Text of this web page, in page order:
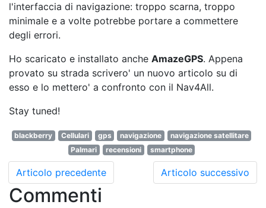
l'interfaccia di navigazione: troppo scarna, troppo
minimale e a volte potrebbe portare a commettere
degli errori.
Ho scaricato e installato anche AmazeGPS. Appena
provato su strada scrivero' un nuovo articolo su di
esso e lo mettero' a confronto con il Nav4All.
Stay tuned!
blackberry Cellulari gps navigazione
navigazione satellitare
Palmari
recensioni smartphone
Articolo precedente Articolo successivo
Commenti